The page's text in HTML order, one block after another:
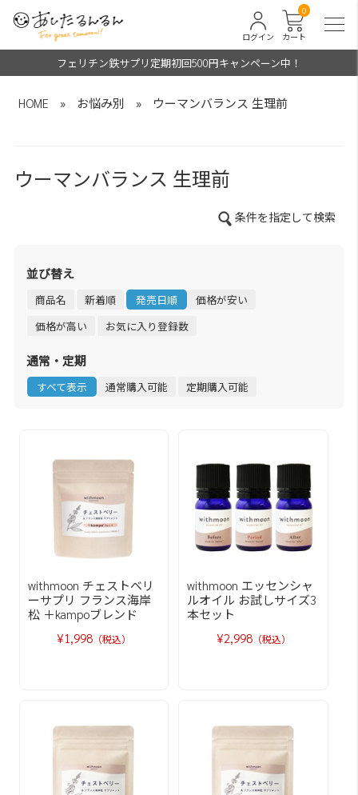
カート
0
ログイン
フェリチン鉄サプリ定期初回500円キャンペーン中！
HOME » お悩み別 » ウーマンバランス 生理前
ウーマンバランス 生理前
条件を指定して検索
並び替え
商品名 新着順 発売日順
価格が安い
価格が高い
お気に入り登録数
通常・定期
すべて表示 通常購入可能 定期購入可能
withmoon チェストベリ
ーサプリ フランス海岸
松 ＋kampoブレンド
¥1,998 （税込）
withmoon エッセンシャ
ルオイル お試しサイズ3
本セット
¥2,998（税込）